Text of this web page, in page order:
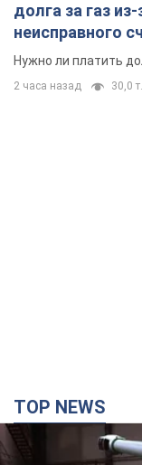
долга за газ
неисправного
вынес
Нужно ли платить
2 часа назад 30,0 т.
TOP NEWS